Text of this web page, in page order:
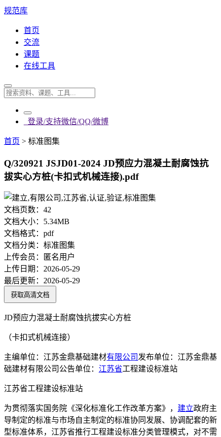
规范库
首页
交流
课题
在线工具
登录/支持微信/QQ/微博
首页 > 标准图集
Q/320921 JSJD01-2024 JD预应力混凝土耐腐蚀抗
拔实心方桩(卡扣式机械连接).pdf
文档页数： 42
文档大小： 5.34MB
文档格式： pdf
文档分类： 标准图集
上传会员：
匿名用户
上传日期： 2026-05-29
最后更新： 2026-05-29
获取高清文档
JD预应力混凝土耐腐蚀抗拔实心方桩
（卡扣式机械连接）
主编单位：江苏金鼎基础建材有限公司发布单位：江苏金鼎基
础建材有限公司公告单位： 江苏省工程建设标准站
江苏省工程建设标准站
为贯彻落实国务院《深化标准化工作改革方案》， 建立政府主
导制定的标准与市场自主制定的标准协同发展、协调配套的新
型标准体系，江苏省推行工程建设标准分类管理模式，对不需